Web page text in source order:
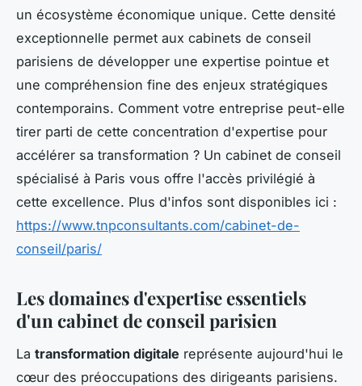
un écosystème économique unique. Cette densité
exceptionnelle permet aux cabinets de conseil
parisiens de développer une expertise pointue et
une compréhension fine des enjeux stratégiques
contemporains. Comment votre entreprise peut-elle
tirer parti de cette concentration d'expertise pour
accélérer sa transformation ? Un cabinet de conseil
spécialisé à Paris vous offre l'accès privilégié à
cette excellence. Plus d'infos sont disponibles ici :
https://www.tnpconsultants.com/cabinet-de-
conseil/paris/
Les domaines d'expertise essentiels
d'un cabinet de conseil parisien
La transformation digitale représente aujourd'hui le
cœur des préoccupations des dirigeants parisiens.